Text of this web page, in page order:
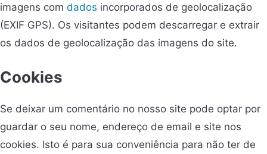
imagens com dados incorporados de geolocalização
(EXIF GPS). Os visitantes podem descarregar e extrair
os dados de geolocalização das imagens do site.
Cookies
Se deixar um comentário no nosso site pode optar por
guardar o seu nome, endereço de email e site nos
cookies. Isto é para sua conveniência para não ter de